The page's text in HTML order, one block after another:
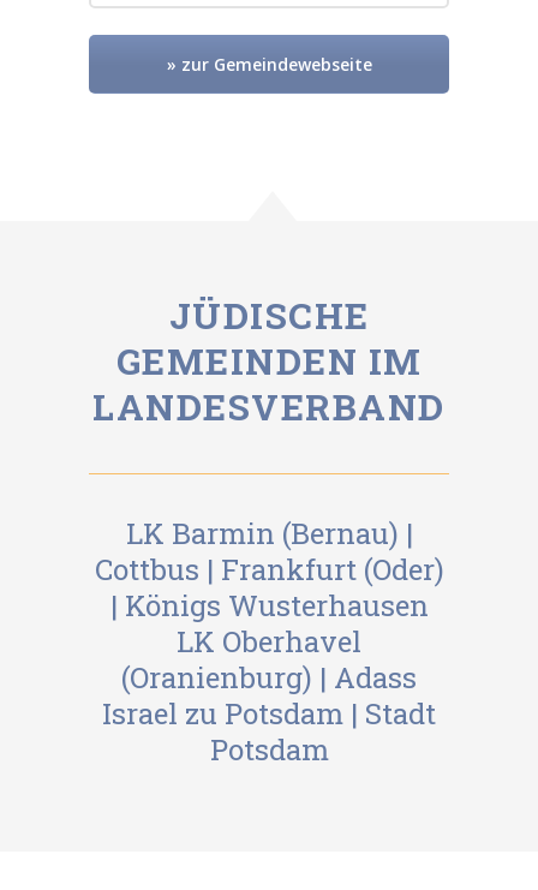
» zur Gemeindewebseite
JÜDISCHE
GEMEINDEN IM
LANDESVERBAND
LK Barmin (Bernau) |
Cottbus | Frankfurt (Oder)
| Königs Wusterhausen
LK Oberhavel
(Oranienburg) | Adass
Israel zu Potsdam | Stadt
Potsdam